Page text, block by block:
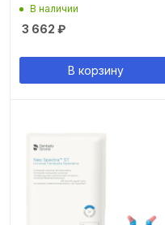
В наличии
3 662 ₽
В корзину